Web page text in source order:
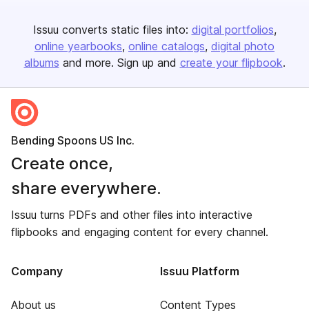
Issuu converts static files into: digital portfolios
online yearbooks online catalogs digital photo
albums and more. Sign up and create your flipbook.
Bending Spoons US Inc.
Create once,
share everywhere.
Issuu turns PDFs and other files into interactive
flipbooks and engaging content for every channel.
Company
About us
Issuu Platform
Content Types